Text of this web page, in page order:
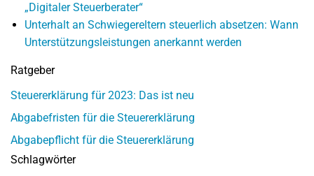
„Digitaler Steuerberater“
Unterhalt an Schwiegereltern steuerlich absetzen: Wann
Unterstützungsleistungen anerkannt werden
Ratgeber
Steuererklärung für 2023: Das ist neu
Abgabefristen für die Steuererklärung
Abgabepflicht für die Steuererklärung
Schlagwörter